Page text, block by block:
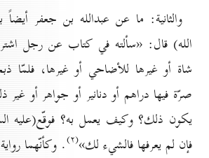
والثانية: ما عن عبدالله بن جعفر
الله) قال: «سألته في كتاب عن رجل
شاة أو غيرها للأضاحي أو غيرها، فلمّا
صرّة فيها دراهم أو دنانير أو جواهر أو
يكون ذلك؟ وكيف يعمل به؟ فوقّع(علیه
فإن لم يعرفها فالشيء لك»(۲) . وكأنّهما